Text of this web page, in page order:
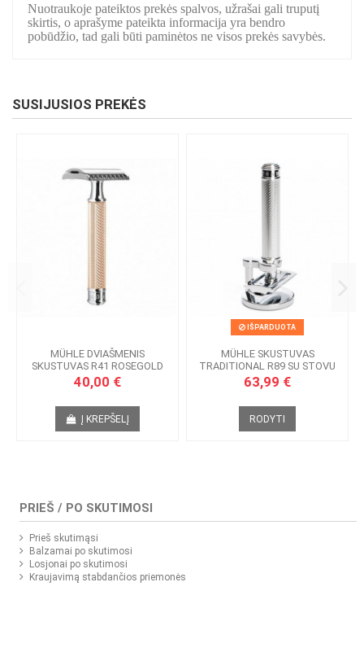
Nuotraukoje pateiktos prekės spalvos, užrašai gali truputį
skirtis, o aprašyme pateikta informacija yra bendro
pobūdžio, tad gali būti paminėtos ne visos prekės savybės.
SUSIJUSIOS PREKĖS
MÜHLE DVIAŠMENIS
SKUSTUVAS R41 ROSEGOLD
40,00 €
Į KREPŠELĮ
IŠPARDUOTA
MÜHLE SKUSTUVAS
TRADITIONAL R89 SU STOVU
63,99 €
RODYTI
PRIEŠ / PO SKUTIMOSI
Prieš skutimąsi
Balzamai po skutimosi
Losjonai po skutimosi
Kraujavimą stabdančios priemonės